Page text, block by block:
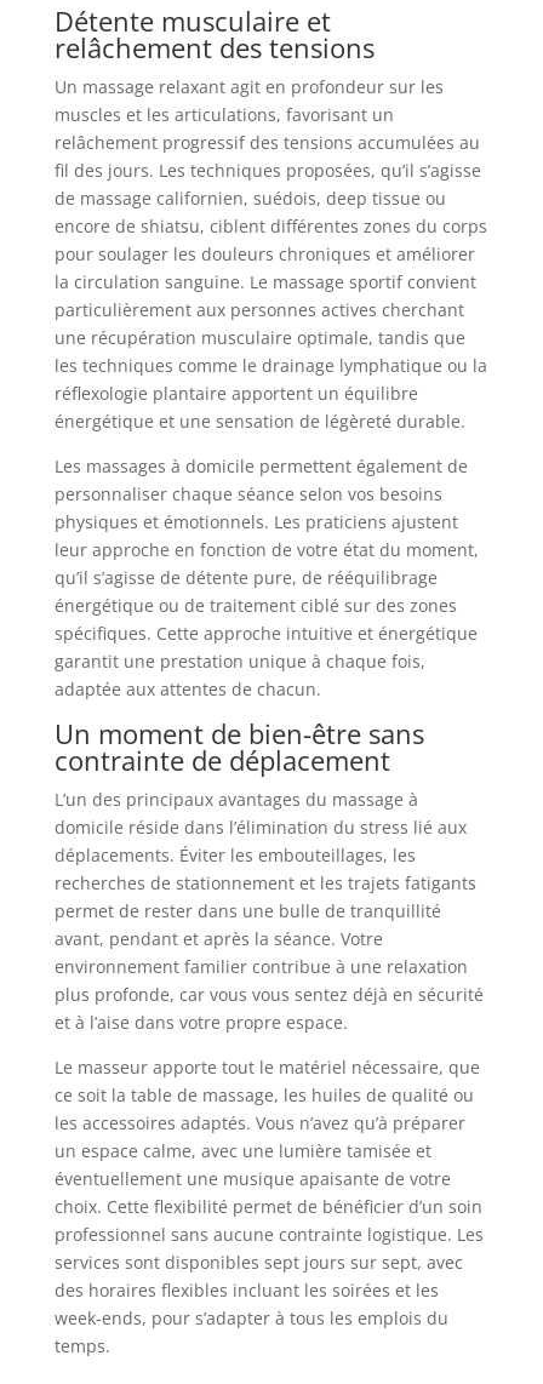
Détente musculaire et
relâchement des tensions
Un massage relaxant agit en profondeur sur les
muscles et les articulations, favorisant un
relâchement progressif des tensions accumulées au
fil des jours. Les techniques proposées, qu’il s’agisse
de massage californien, suédois, deep tissue ou
encore de shiatsu, ciblent différentes zones du corps
pour soulager les douleurs chroniques et améliorer
la circulation sanguine. Le massage sportif convient
particulièrement aux personnes actives cherchant
une récupération musculaire optimale, tandis que
les techniques comme le drainage lymphatique ou la
réflexologie plantaire apportent un équilibre
énergétique et une sensation de légèreté durable.
Les massages à domicile permettent également de
personnaliser chaque séance selon vos besoins
physiques et émotionnels. Les praticiens ajustent
leur approche en fonction de votre état du moment,
qu’il s’agisse de détente pure, de rééquilibrage
énergétique ou de traitement ciblé sur des zones
spécifiques. Cette approche intuitive et énergétique
garantit une prestation unique à chaque fois,
adaptée aux attentes de chacun.
Un moment de bien-être sans
contrainte de déplacement
L’un des principaux avantages du massage à
domicile réside dans l’élimination du stress lié aux
déplacements. Éviter les embouteillages, les
recherches de stationnement et les trajets fatigants
permet de rester dans une bulle de tranquillité
avant, pendant et après la séance. Votre
environnement familier contribue à une relaxation
plus profonde, car vous vous sentez déjà en sécurité
et à l’aise dans votre propre espace.
Le masseur apporte tout le matériel nécessaire, que
ce soit la table de massage, les huiles de qualité ou
les accessoires adaptés. Vous n’avez qu’à préparer
un espace calme, avec une lumière tamisée et
éventuellement une musique apaisante de votre
choix. Cette flexibilité permet de bénéficier d’un soin
professionnel sans aucune contrainte logistique. Les
services sont disponibles sept jours sur sept, avec
des horaires flexibles incluant les soirées et les
week-ends, pour s’adapter à tous les emplois du
temps.